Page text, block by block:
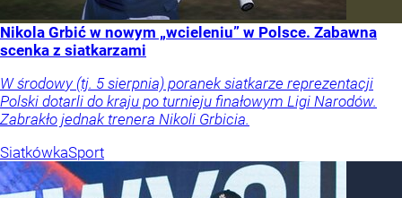
Nikola Grbić w nowym „wcieleniu” w Polsce. Zabawna
scenka z siatkarzami
W środowy (tj. 5 sierpnia) poranek siatkarze reprezentacji
Polski dotarli do kraju po turnieju finałowym Ligi Narodów.
Zabrakło jednak trenera Nikoli Grbicia.
SiatkówkaSport